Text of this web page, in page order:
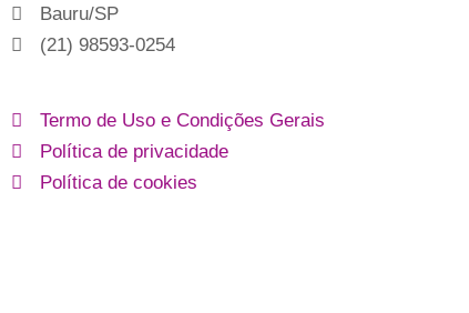
Bauru/SP
(21) 98593-0254
Termo de Uso e Condições Gerais
Política de privacidade
Política de cookies